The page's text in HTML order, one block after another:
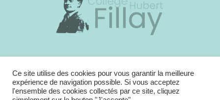
23 bis rue de Candy – 41 250 Bracieux
Standard administration :02 54 46 41 32
E-mail : ce.0410005h@ac-orleans-tours.fr
Ce site utilise des cookies pour vous garantir la meilleure
expérience de navigation possible. Si vous acceptez
l'ensemble des cookies collectés par ce site, cliquez